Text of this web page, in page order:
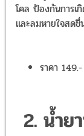
โคล ป้องกันการเ
และลมหายใจสด
ราคา 149.-
2. น้ำ